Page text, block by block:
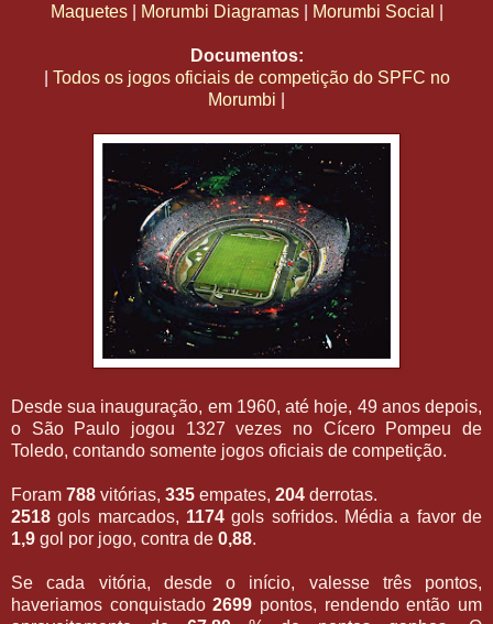
Maquetes| Morumbi Diagramas| Morumbi Social
Documentos:
Todos os jogos oficiais de competição do SPFC no
Morumbi
Desde sua inauguração, em 1960, até hoje, 49 anos depois,
o São Paulo jogou 1327 vezes no Cícero Pompeu de
Toledo, contando somente jogos oficiais de competição.
Foram 788 vitórias, 335 empates, 204 derrotas.
2518 gols marcados, 1174 gols sofridos. Média a favor de
1,9 gol por jogo, contra de 0,88.
Se cada vitória, desde o início, valesse três pontos,
haveriamos conquistado2699 pontos, rendendo então um